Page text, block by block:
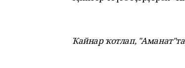
Ҡайнар ҡотлап,